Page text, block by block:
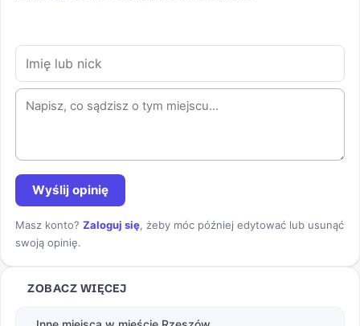
Wyślij opinię
Masz konto? Zaloguj się, żeby móc później edytować lub usunąć
swoją opinię.
ZOBACZ WIĘCEJ